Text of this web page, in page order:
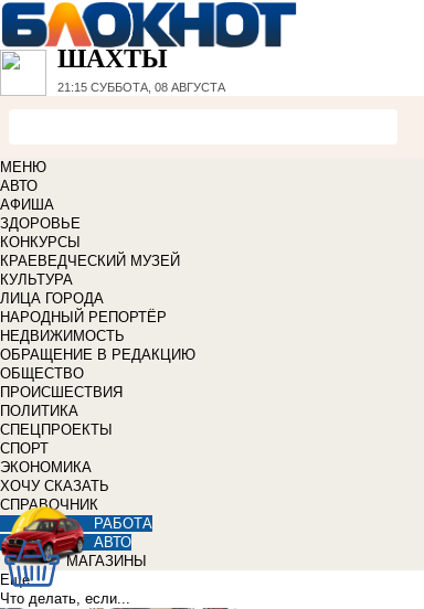
ШАХТЫ
21:15 СУББОТА, 08 АВГУСТА
МЕНЮ
АВТО
АФИША
ЗДОРОВЬЕ
КОНКУРСЫ
КРАЕВЕДЧЕСКИЙ МУЗЕЙ
КУЛЬТУРА
ЛИЦА ГОРОДА
НАРОДНЫЙ РЕПОРТЁР
НЕДВИЖИМОСТЬ
ОБРАЩЕНИЕ В РЕДАКЦИЮ
ОБЩЕСТВО
ПРОИСШЕСТВИЯ
ПОЛИТИКА
СПЕЦПРОЕКТЫ
СПОРТ
ЭКОНОМИКА
ХОЧУ СКАЗАТЬ
СПРАВОЧНИК
РАБОТА
АВТО
МАГАЗИНЫ
Еще
Что делать, если...